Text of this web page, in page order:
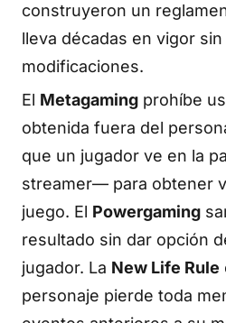
construyeron un
lleva décadas en vigor sin
modificaciones.
El Metagaming prohíbe
obtenida fuera del
que un jugador ve en la
streamer— para obtener
juego. El Powergaming
resultado sin dar opción
jugador. La New Life Rule
personaje pierde toda